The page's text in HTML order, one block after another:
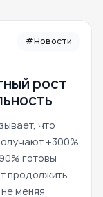
#Новости
рост
что
+300%
готовы
продолжить
меняя